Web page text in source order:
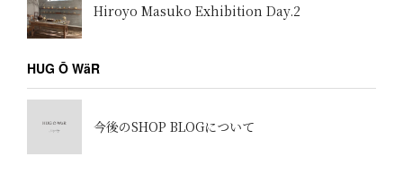
Hiroyo Masuko Exhibition Day.2
HUG Ō WäR
今後のSHOP BLOGについて